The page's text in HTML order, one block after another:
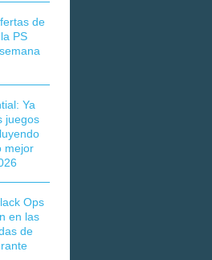
de
PS
Ya
juegos
mejor
Ops
en las
de